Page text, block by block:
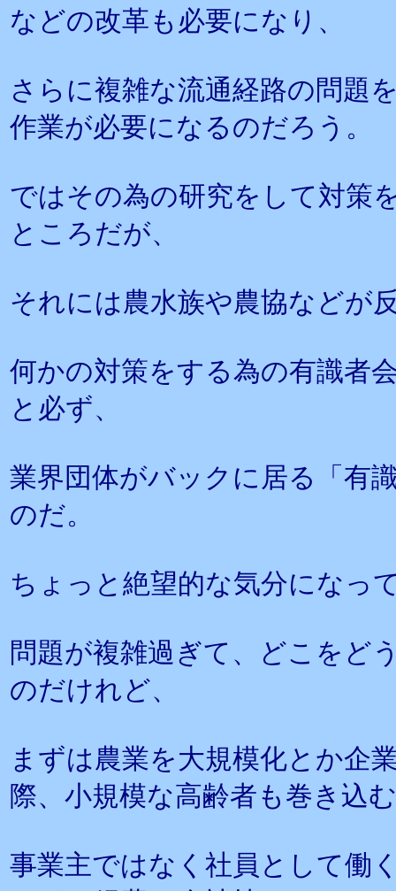
などの改革も必要になり、
さらに複雑な流通経路の問題
作業が必要になるのだろう。
ではその為の研究をして対策
ところだが、
それには農水族や農協などが
何かの対策をする為の有識者
と必ず、
業界団体がバックに居る「有
のだ。
ちょっと絶望的な気分になっ
問題が複雑過ぎて、どこをど
のだけれど、
まずは農業を大規模化とか企
際、小規模な高齢者も巻き込
事業主ではなく社員として働